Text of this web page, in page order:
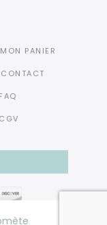
MON PANIER
CONTACT
FAQ
CGV